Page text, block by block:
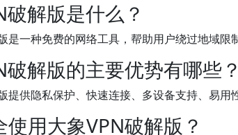
破解版是什么？
是一种免费的网络工具，帮助用户绕过地域限
破解版的主要优势有哪些？
提供隐私保护、快速连接、多设备支持、易用
用大象VPN破解版？